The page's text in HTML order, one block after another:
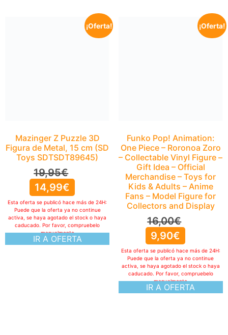
¡Oferta!
Mazinger Z Puzzle 3D
Figura de Metal, 15 cm (SD
Toys SDTSDT89645)
19,95€
14,99€
IR A OFERTA
Esta oferta se publicó hace más de 24H:
Puede que la oferta ya no continue
activa, se haya agotado el stock o haya
caducado. Por favor, compruebelo
manualmente
¡Oferta!
Funko Pop! Animation:
IR A OFERTA
Esta oferta se publicó hace más de 24H:
Puede que la oferta ya no continue
activa, se haya agotado el stock o haya
caducado. Por favor, compruebelo
manualmente